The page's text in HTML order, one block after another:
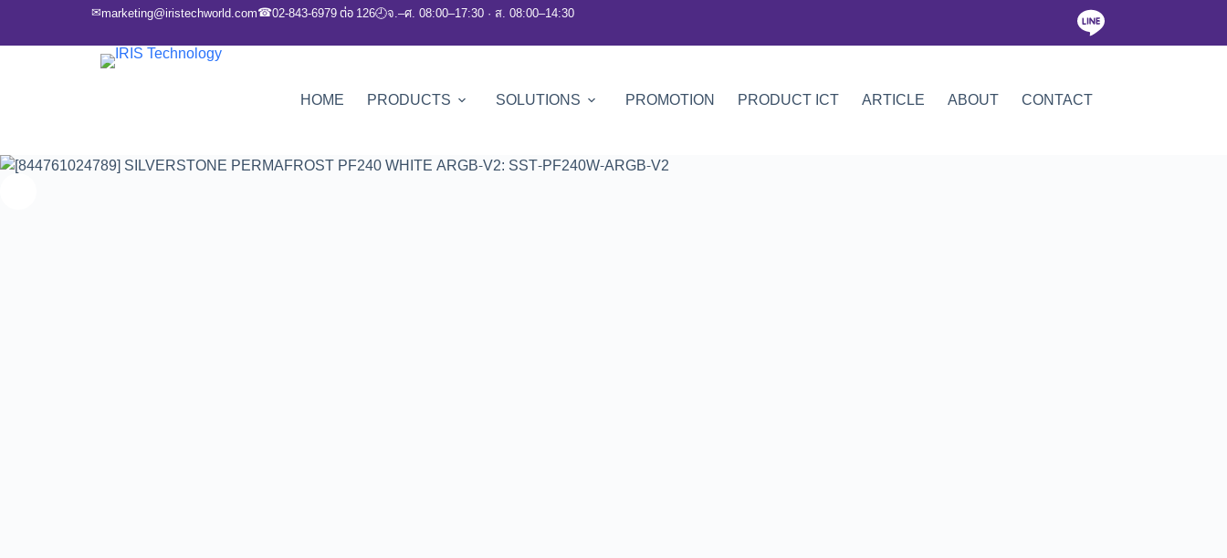
✉marketing@iristechworld.com☎02-843-6979 ต่อ 126🕘จ.–ศ. 08:00–17:30 · ส. 08:00–14:30
HOME PRODUCTS SOLUTIONS PROMOTION PRODUCT ICT ARTICLE ABOUT CONTACT